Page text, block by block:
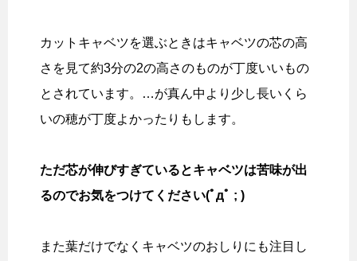
カットキャベツを選ぶときはキャベツの芯の高
さを見て約3分の2の高さのものが丁度いいもの
とされています。…が真ん中より少し長いくら
いの穂が丁度よかったりもします。
ただ芯が伸びすぎているとキャベツは苦味が出
るのでお気をつけてください(ﾟдﾟ ; )
また葉だけでなくキャベツのおしりにも注目し